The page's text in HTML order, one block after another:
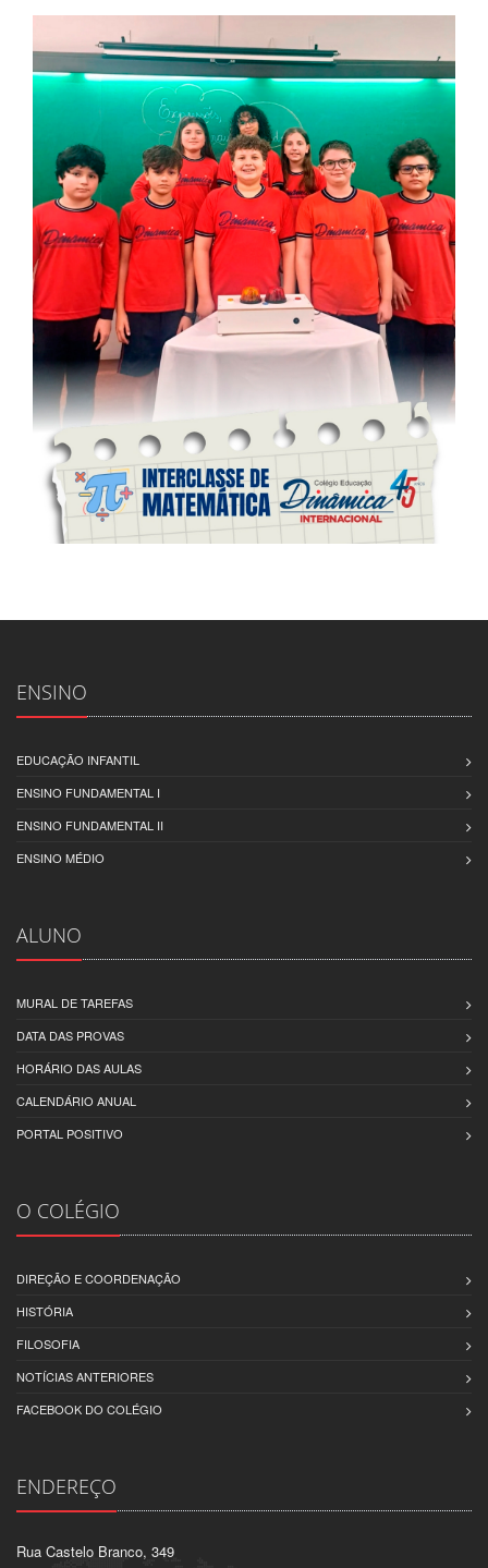
ENSINO
EDUCAÇÃO INFANTIL
ENSINO FUNDAMENTAL I
ENSINO FUNDAMENTAL II
ENSINO MÉDIO
ALUNO
MURAL DE TAREFAS
DATA DAS PROVAS
HORÁRIO DAS AULAS
CALENDÁRIO ANUAL
PORTAL POSITIVO
O COLÉGIO
DIREÇÃO E COORDENAÇÃO
HISTÓRIA
FILOSOFIA
NOTÍCIAS ANTERIORES
FACEBOOK DO COLÉGIO
ENDEREÇO
Rua Castelo Branco, 349